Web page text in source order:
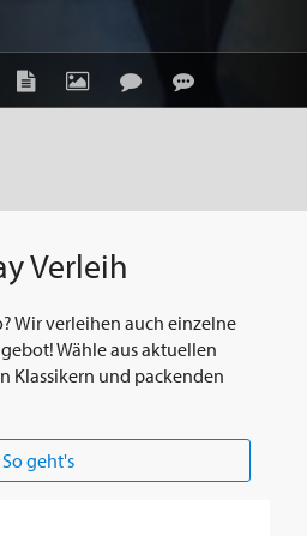
Verleih
Wir verleihen auch einzelne
Wähle aus aktuellen
Klassikern und packenden
So geht's